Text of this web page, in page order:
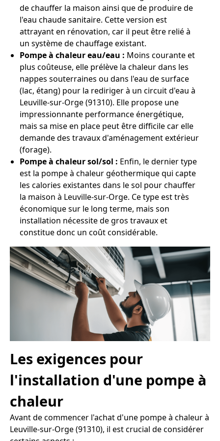
de chauffer la maison ainsi que de produire de
l'eau chaude sanitaire. Cette version est
attrayant en rénovation, car il peut être relié à
un système de chauffage existant.
Pompe à chaleur eau/eau : Moins courante et
plus coûteuse, elle prélève la chaleur dans les
nappes souterraines ou dans l'eau de surface
(lac, étang) pour la rediriger à un circuit d'eau à
Leuville-sur-Orge (91310). Elle propose une
impressionnante performance énergétique,
mais sa mise en place peut être difficile car elle
demande des travaux d'aménagement extérieur
(forage).
Pompe à chaleur sol/sol : Enfin, le dernier type
est la pompe à chaleur géothermique qui capte
les calories existantes dans le sol pour chauffer
la maison à Leuville-sur-Orge. Ce type est très
économique sur le long terme, mais son
installation nécessite de gros travaux et
constitue donc un coût considérable.
Les exigences pour
l'installation d'une pompe à
chaleur
Avant de commencer l'achat d'une pompe à chaleur à
Leuville-sur-Orge (91310), il est crucial de considérer